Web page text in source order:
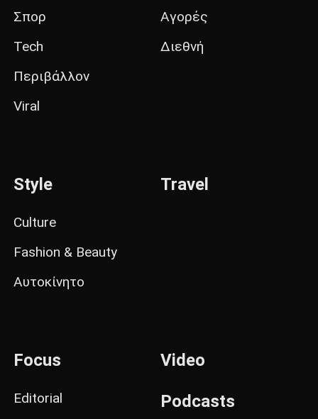
Σπορ
Tech
Περιβάλλον
Viral
Αγορές
Διεθνή
Style
Culture
Fashion & Beauty
Αυτοκίνητο
Travel
Focus
Editorial
Video
Podcasts